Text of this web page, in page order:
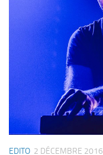
EDITO 2 DÉCEMBRE 2016